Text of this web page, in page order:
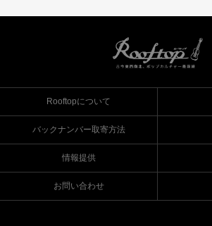
Rooftopについて
バックナンバー取寄方法
情報提供
お問い合わせ